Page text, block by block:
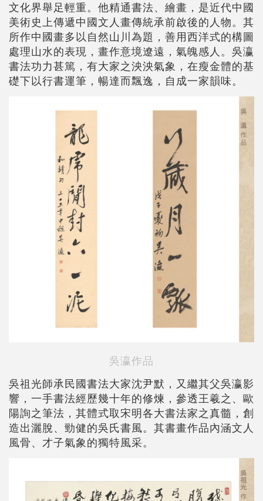
文化界舉足輕重。他精通書法、繪畫，是近代中國
美術史上傳遞中國文人畫傳統承前啟後的人物。其
所作中國畫多以自然山川為題，善用西洋式的構圖
處理山水的表現，畫作意境遼遠，氣魄感人。吳瀛
書法功力甚篤，有大家之泱泱氣象，在瘦金體的基
礎下以行書運筆，暢達而飄逸，自成一家韻味。
吳瀛作品
吳祖光師承民國書法大家沈尹默，又繼其父吳瀛影
響，一手書法經歷幾十年的修煉，參透王羲之、歐
陽詢之筆法，其體式取宋明各大書法家之真髓，創
造出灑脫、勁健的吳氏書風。其書畫作品內涵文人
風骨、才子氣象的獨特風采。